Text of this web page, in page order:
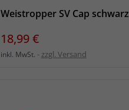
Weistropper SV Cap schwarz
Preis
18,99 €
inkl. MwSt. zzgl. Versand